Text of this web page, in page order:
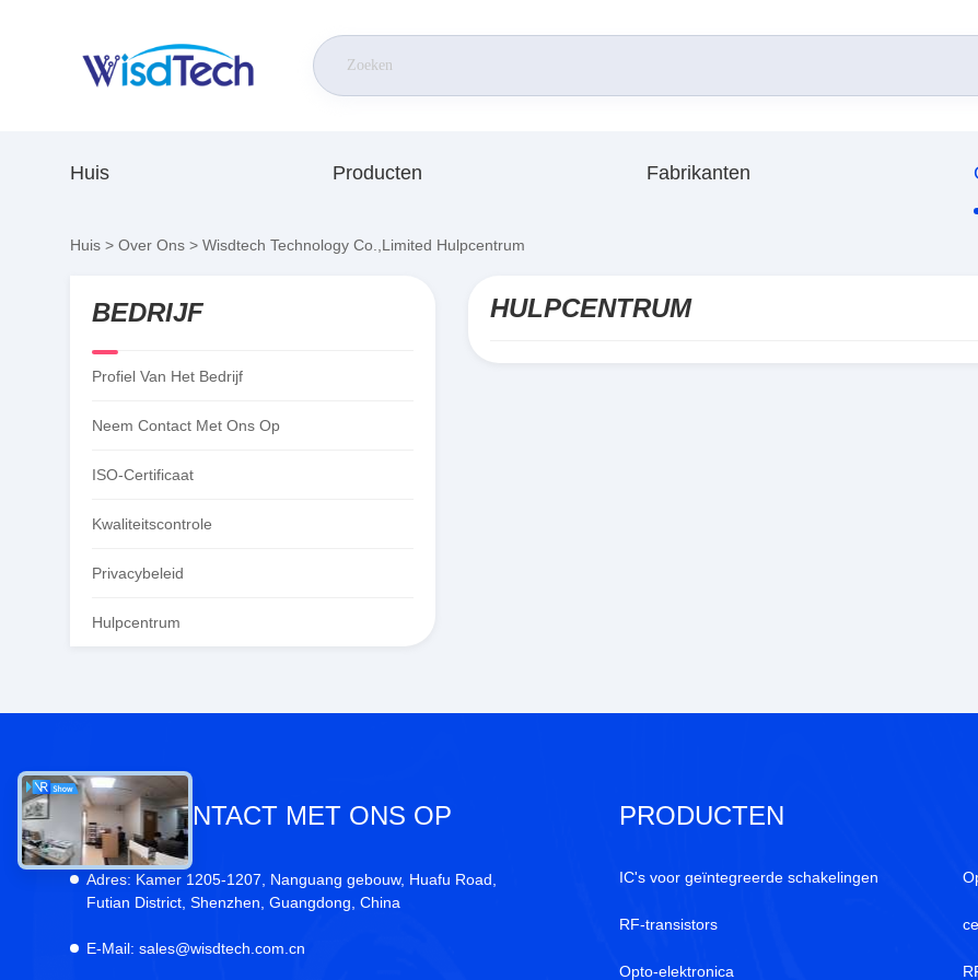
Huis Producten Fabrikanten
Huis > Over Ons > Wisdtech Technology Co.,Limited Hulpcentrum
BEDRIJF
Profiel Van Het Bedrijf
Neem Contact Met Ons Op
ISO-Certificaat
Kwaliteitscontrole
Privacybeleid
Hulpcentrum
HULPCENTRUM
NEEM CONTACT MET ONS OP
Adres: Kamer 1205-1207, Nanguang gebouw, Huafu Road,
Futian District, Shenzhen, Guangdong, China
E-Mail: sales@wisdtech.com.cn
PRODUCTEN
IC's voor geïntegreerde schakelingen
RF-transistors
Opto-elektronica